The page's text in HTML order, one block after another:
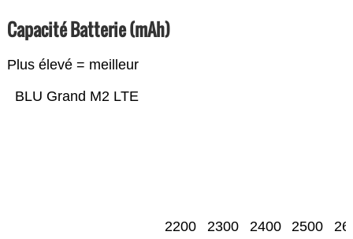
Capacité Batterie (mAh)
Plus élevé = meilleur
BLU Grand M2 LTE
2200 2300 2400 2500